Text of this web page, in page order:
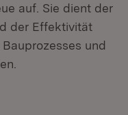
auf. Sie dient der
der Effektivität
und